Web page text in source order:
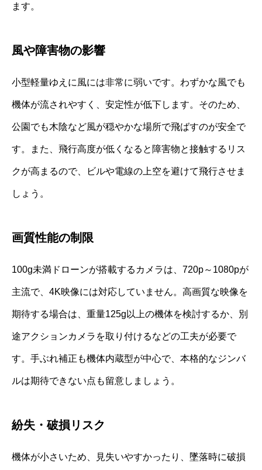
ます。
風や障害物の影響
小型軽量ゆえに風には非常に弱いです。わずかな風でも
機体が流されやすく、安定性が低下します。そのため、
公園でも木陰など風が穏やかな場所で飛ばすのが安全で
す。また、飛行高度が低くなると障害物と接触するリス
クが高まるので、ビルや電線の上空を避けて飛行させま
しょう。
画質性能の制限
100g未満ドローンが搭載するカメラは、720p～1080pが
主流で、4K映像には対応していません。高画質な映像を
期待する場合は、重量125g以上の機体を検討するか、別
途アクションカメラを取り付けるなどの工夫が必要で
す。手ぶれ補正も機体内蔵型が中心で、本格的なジンバ
ルは期待できない点も留意しましょう。
紛失・破損リスク
機体が小さいため、見失いやすかったり、墜落時に破損